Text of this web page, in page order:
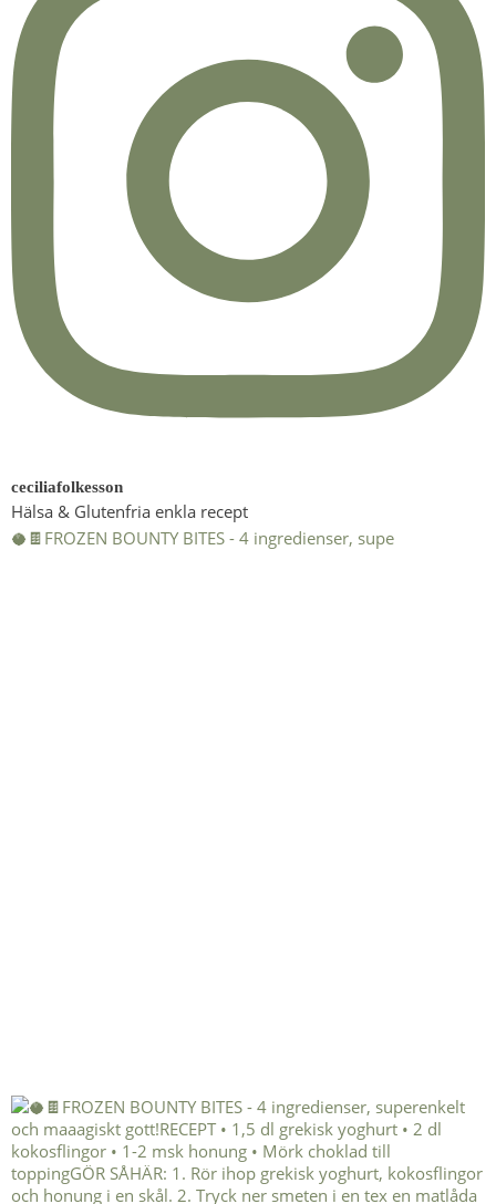
ceciliafolkesson
Hälsa & Glutenfria enkla recept
🥥🍫FROZEN BOUNTY BITES - 4 ingredienser, supe